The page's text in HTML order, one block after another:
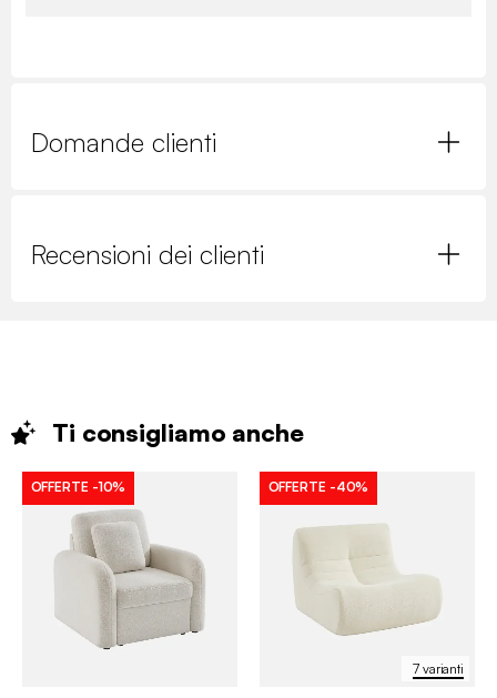
Domande clienti
Recensioni dei clienti
Ti consigliamo anche
OFFERTE -10%
7 varianti
OFFERTE -40%